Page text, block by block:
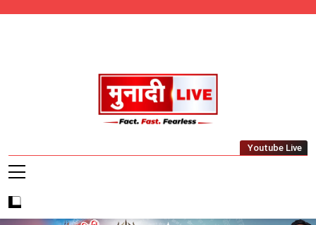
Munadi Live – Jharkhand's Leading Local
Youtube Live